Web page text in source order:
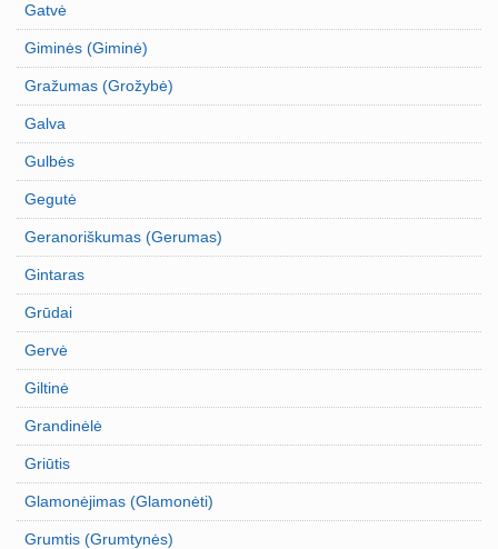
Gatvė
Giminės (Giminė)
Gražumas (Grožybė)
Galva
Gulbės
Gegutė
Geranoriškumas (Gerumas)
Gintaras
Grūdai
Gervė
Giltinė
Grandinėlė
Griūtis
Glamonėjimas (Glamonėti)
Grumtis (Grumtynės)